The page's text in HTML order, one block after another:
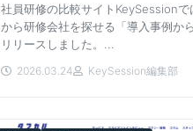
社員研修の比較サイトKeySessionで
から研修会社を探せる「導入事例か
リリースしました。...
2026.03.24 KeySession編集部